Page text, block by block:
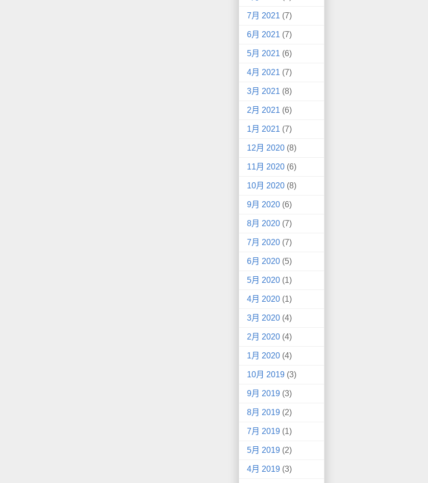
7月 2021 (7)
6月 2021 (7)
5月 2021 (6)
4月 2021 (7)
3月 2021 (8)
2月 2021 (6)
1月 2021 (7)
12月 2020 (8)
11月 2020 (6)
10月 2020 (8)
9月 2020 (6)
8月 2020 (7)
7月 2020 (7)
6月 2020 (5)
5月 2020 (1)
4月 2020 (1)
3月 2020 (4)
2月 2020 (4)
1月 2020 (4)
10月 2019 (3)
9月 2019 (3)
8月 2019 (2)
7月 2019 (1)
5月 2019 (2)
4月 2019 (3)